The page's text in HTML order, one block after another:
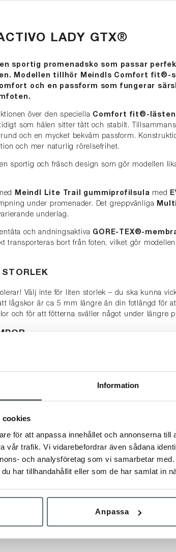
Information
cookies
för att anpassa innehållet och annonserna till
vår trafik. Vi vidarebefordrar även sådana
och analysföretag som vi samarbetar
har tillhandahållit eller som de har samlat in
Anpassa
LADY GTX®
sportig promenadsko som passar
Modellen tillhör Meindls Comfort fit®-
och en passform som fungerar
över den speciella Comfort fit®-lästen
som hälen sitter tätt och stabilt.
och en mycket bekväm passform.
och mer naturlig rörelsefrihet.
sportig och fräsch design som gör modellen
Meindl Lite Trail gummiprofilsula med
under promenader. Det greppvänliga
underlag.
och andningsaktiva GORE-TEX®-
transporteras bort från foten, vilket gör
Välj inte för liten storlek – du ska kunna
lågskor är ca 5 mm längre än din fotlängd för
och för att fötterna sväller något under längre
100% bomull absorberar
Fukten förblir bredvid dina fötter och dina fötter
ull (t.ex. Merino) och syntetfibrer (t.ex.
SKOR OCH KÄNGORFÖREFÖRSTA
kängor är förvisso impregnerade från
vaxa dina skor före första användning.